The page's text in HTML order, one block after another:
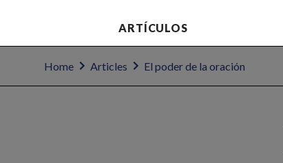
ARTÍCULOS
Home Articles El poder de la oración